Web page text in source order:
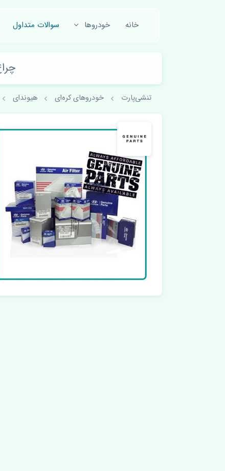
خانه خودروها سوالات متداول
تنشی‌پارت خودروهای کره‌ای هیوندای